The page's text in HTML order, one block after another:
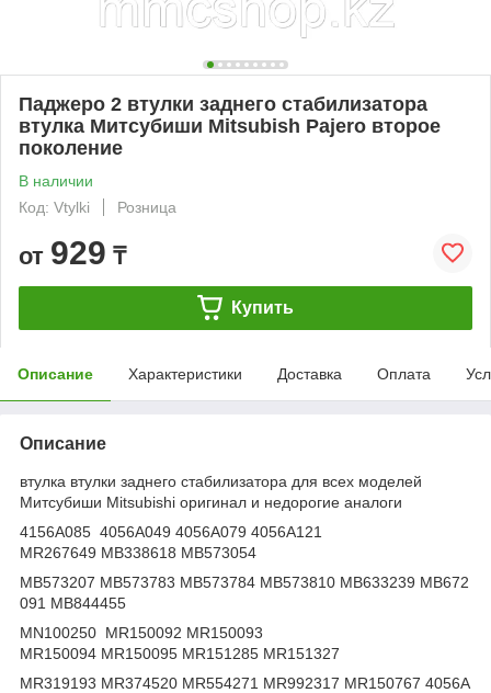
Паджеро 2 втулки заднего стабилизатора
втулка Митсубиши Mitsubish Pajero второе
поколение
В наличии
Код: Vtylki
Розница
от 929 ₸
Купить
Описание Характеристики Доставка Оплата
Описание
втулка втулки заднего стабилизатора для всех моделей
Митсубиши Mitsubishi оригинал и недорогие аналоги
4156A085 4056A049 4056A079 4056A121
MR267649 MB338618 MB573054
MB573207 MB573783 MB573784 MB573810 MB633239 MB672
091 MB844455
MN100250 MR150092 MR150093
MR150094 MR150095 MR151285 MR151327
MR319193 MR374520 MR554271 MR992317 MR150767 4056A